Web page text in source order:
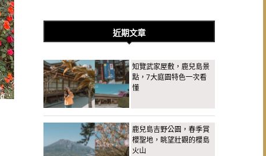
近期文章
知覽武家屋敷，鹿兒島景
點，7大庭園特色一次看
懂
鹿兒島吉野公園，春季賞
櫻聖地，眺望壯觀的櫻島
火山